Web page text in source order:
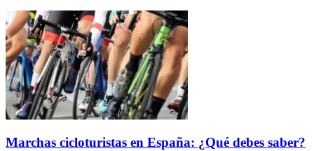
Marchas cicloturistas en España: ¿Qué debes saber?